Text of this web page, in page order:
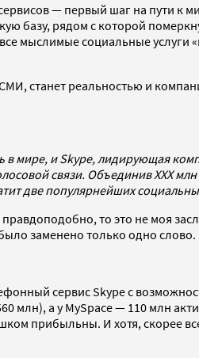
— первый шаг на пути к
базу, рядом с которой
мыслимые социальные
станет реальностью и
в мире, и Skype, лидирующая
связи. Объединив ХХХ
две популярнейших
то это не моя
заменено только одно
сервис Skype с
млн), а у MySpace — 110 млн
прибыльны. И хотя, скорее